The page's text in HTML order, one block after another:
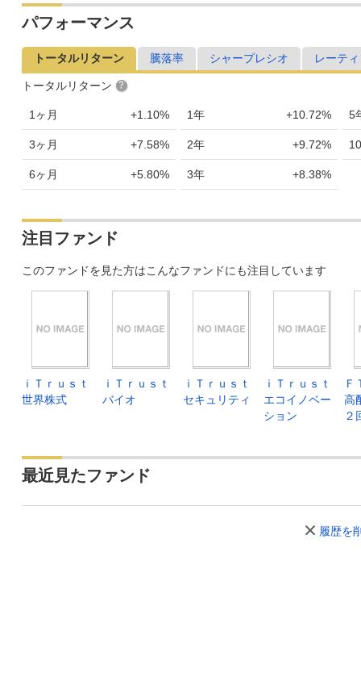
パフォーマンス
トータルリターン 騰落率 シャープレシオ レーテ
トータルリターン
1ヶ月 +1.10%
3ヶ月 +7.58%
6ヶ月 +5.80%
1年 +10.72%
2年 +9.72%
3年 +8.38%
5
注目ファンド
このファンドを見た方はこんなファンドにも注目しています
ｉＴｒｕｓｔ
世界株式
ｉＴｒｕｓｔ
バイオ
ｉＴｒｕｓｔ
セキュリティ
ｉＴｒｕｓｔ
エコイノベー
ション
Ｆ
高
２
最近見たファンド
履歴を